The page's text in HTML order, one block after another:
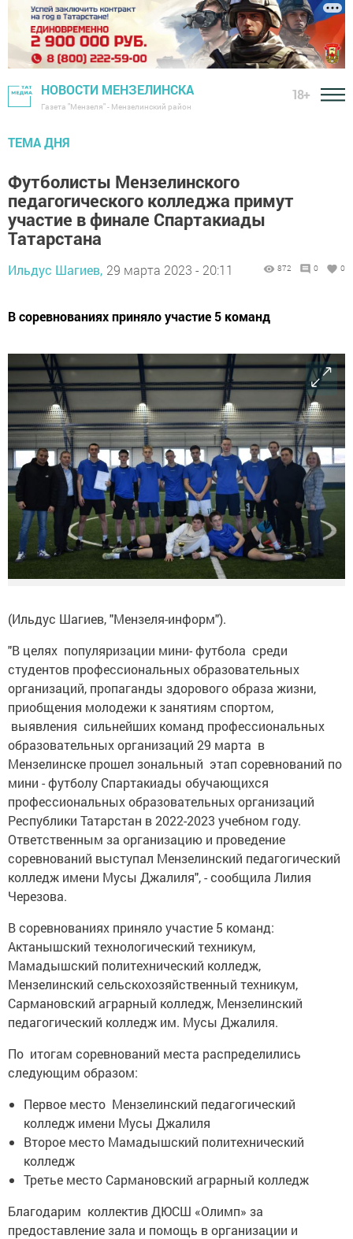
НОВОСТИ МЕНЗЕЛИНСКА
Газета "Мензеля" - Мензелинский район
18+
ТЕМА ДНЯ
Футболисты Мензелинского
педагогического колледжа примут
участие в финале Спартакиады
Татарстана
Ильдус Шагиев, 29 марта 2023 - 20:11 872 0 0
В соревнованиях приняло участие 5 команд
(Ильдус Шагиев, "Мензеля-информ").
"В целях популяризации мини- футбола среди
студентов профессиональных образовательных
организаций, пропаганды здорового образа жизни,
приобщения молодежи к занятиям спортом,
выявления сильнейших команд профессиональных
образовательных организаций 29 марта в
Мензелинске прошел зональный этап соревнований по
мини - футболу Спартакиады обучающихся
профессиональных образовательных организаций
Республики Татарстан в 2022-2023 учебном году.
Ответственным за организацию и проведение
соревнований выступал Мензелинский педагогический
колледж имени Мусы Джалиля", - сообщила Лилия
Черезова.
В соревнованиях приняло участие 5 команд:
Актанышский технологический техникум,
Мамадышский политехнический колледж,
Мензелинский сельскохозяйственный техникум,
Сармановский аграрный колледж, Мензелинский
педагогический колледж им. Мусы Джалиля.
По итогам соревнований места распределились
следующим образом:
Первое место Мензелинский педагогический
колледж имени Мусы Джалиля
Второе место Мамадышский политехнический
колледж
Третье место Сармановский аграрный колледж
Благодарим коллектив ДЮСШ «Олимп» за
предоставление зала и помощь в организации и